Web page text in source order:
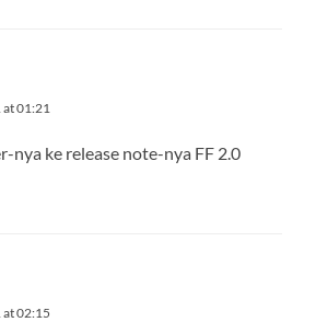
01:21
nya ke release note-nya FF 2.0
02:15